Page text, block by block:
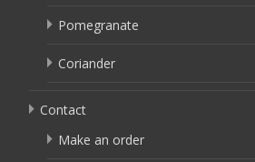
Pomegranate
Coriander
Contact
Make an order